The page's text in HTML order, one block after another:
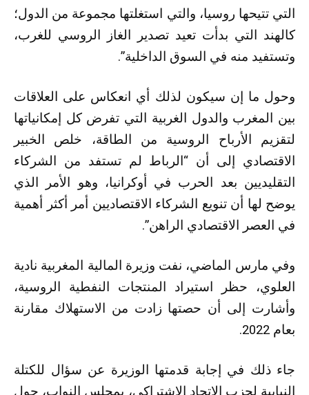
التي تتيحها روسيا، والتي استغلتها مجموعة من الدول؛
كالهند التي بدأت تعيد تصدير الغاز الروسي للغرب،
وتستفيد منه في السوق الداخلية”.
وحول ما إن سيكون لذلك أي انعكاس على العلاقات
بين المغرب والدول الغربية التي تفرض كل إمكانياتها
لتقزيم الأرباح الروسية من الطاقة، خلص الخبير
الاقتصادي إلى أن “الرباط لم تستفد من الشركاء
التقليديين بعد الحرب في أوكرانيا، وهو الأمر الذي
يوضح لها أن تنويع الشركاء الاقتصاديين أمر أكثر أهمية
في العصر الاقتصادي الراهن”.
وفي مارس الماضي، نفت وزيرة المالية المغربية نادية
العلوي، حظر استيراد المنتجات النفطية الروسية،
وأشارت إلى أن حصتها زادت من الاستهلاك مقارنة
بعام 2022.
جاء ذلك في إجابة قدمتها الوزيرة عن سؤال للكتلة
النيابية لحزب الاتحاد الاشتراكي، بمجلس النواب، حول